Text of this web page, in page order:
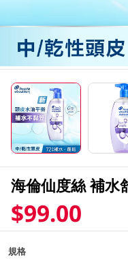
海倫仙度絲 補水
$99.00
規格